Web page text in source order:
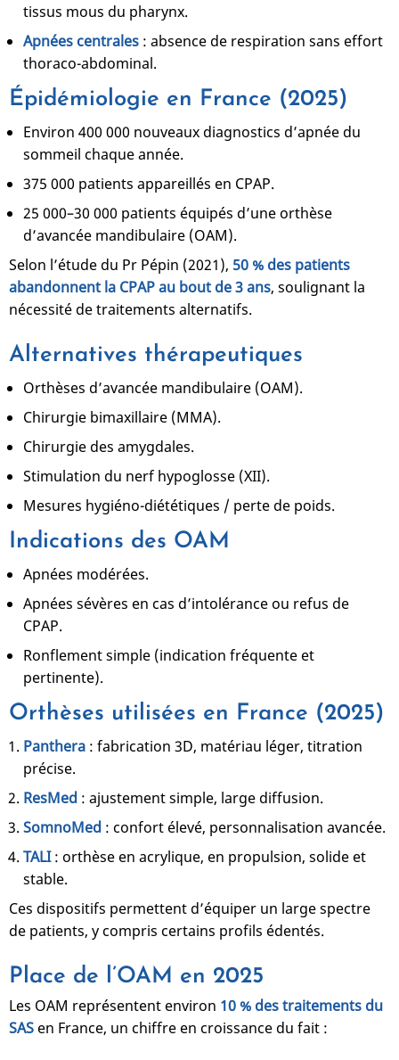
tissus mous du pharynx.
Apnées centrales : absence de respiration sans effort
thoraco-abdominal.
Épidémiologie en France (2025)
Environ 400 000 nouveaux diagnostics d’apnée du
sommeil chaque année.
375 000 patients appareillés en CPAP.
25 000–30 000 patients équipés d’une orthèse
d’avancée mandibulaire (OAM).
Selon l’étude du Pr Pépin (2021), 50 % des patients
abandonnent la CPAP au bout de 3 ans, soulignant la
nécessité de traitements alternatifs.
Alternatives thérapeutiques
Orthèses d’avancée mandibulaire (OAM).
Chirurgie bimaxillaire (MMA).
Chirurgie des amygdales.
Stimulation du nerf hypoglosse (XII).
Mesures hygiéno-diététiques / perte de poids.
Indications des OAM
Apnées modérées.
Apnées sévères en cas d’intolérance ou refus de
CPAP.
Ronflement simple (indication fréquente et
pertinente).
Orthèses utilisées en France (2025)
Panthera : fabrication 3D, matériau léger, titration
précise.
ResMed : ajustement simple, large diffusion.
SomnoMed : confort élevé, personnalisation avancée.
TALI: orthèse en acrylique, en propulsion, solide et
stable.
Ces dispositifs permettent d’équiper un large spectre
de patients, y compris certains profils édentés.
Place de l’OAM en 2025
Les OAM représentent environ 10 % des traitements du
SAS en France, un chiffre en croissance du fait :